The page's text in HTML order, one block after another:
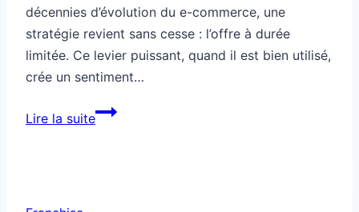
décennies d’évolution du e-commerce, une
stratégie revient sans cesse : l’offre à durée
limitée. Ce levier puissant, quand il est bien utilisé,
crée un sentiment…
Lire la suiteComment